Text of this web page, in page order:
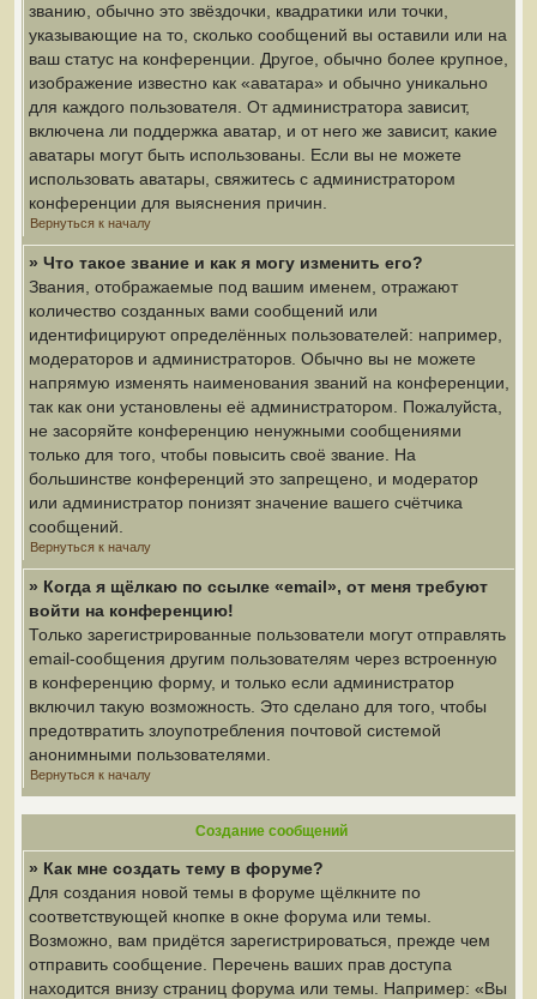
званию, обычно это звёздочки, квадратики или точки,
указывающие на то, сколько сообщений вы оставили или на
ваш статус на конференции. Другое, обычно более крупное,
изображение известно как «аватара» и обычно уникально
для каждого пользователя. От администратора зависит,
включена ли поддержка аватар, и от него же зависит, какие
аватары могут быть использованы. Если вы не можете
использовать аватары, свяжитесь с администратором
конференции для выяснения причин.
Вернуться к началу
» Что такое звание и как я могу изменить его?
Звания, отображаемые под вашим именем, отражают
количество созданных вами сообщений или
идентифицируют определённых пользователей: например,
модераторов и администраторов. Обычно вы не можете
напрямую изменять наименования званий на конференции,
так как они установлены её администратором. Пожалуйста,
не засоряйте конференцию ненужными сообщениями
только для того, чтобы повысить своё звание. На
большинстве конференций это запрещено, и модератор
или администратор понизят значение вашего счётчика
сообщений.
Вернуться к началу
» Когда я щёлкаю по ссылке «email», от меня требуют
войти на конференцию!
Только зарегистрированные пользователи могут отправлять
email-сообщения другим пользователям через встроенную
в конференцию форму, и только если администратор
включил такую возможность. Это сделано для того, чтобы
предотвратить злоупотребления почтовой системой
анонимными пользователями.
Вернуться к началу
Создание сообщений
» Как мне создать тему в форуме?
Для создания новой темы в форуме щёлкните по
соответствующей кнопке в окне форума или темы.
Возможно, вам придётся зарегистрироваться, прежде чем
отправить сообщение. Перечень ваших прав доступа
находится внизу страниц форума или темы. Например: «Вы